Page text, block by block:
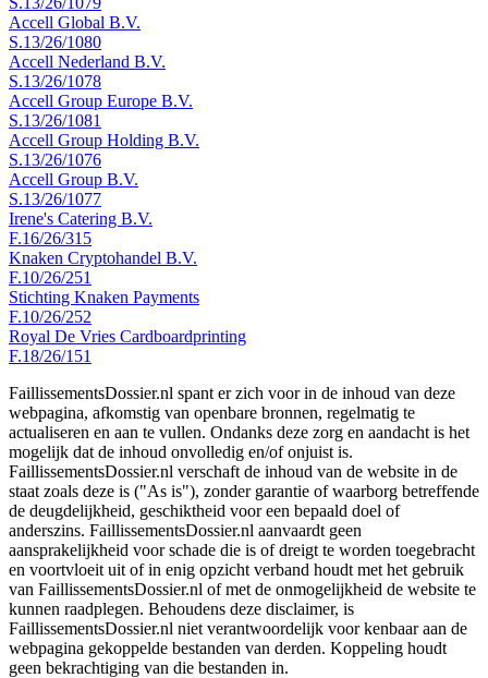
Accell Global B.V.
S.13/26/1080
Accell Nederland B.V.
S.13/26/1078
Accell Group Europe B.V.
S.13/26/1081
Accell Group Holding B.V.
S.13/26/1076
Accell Group B.V.
S.13/26/1077
Irene's Catering B.V.
F.16/26/315
Knaken Cryptohandel B.V.
F.10/26/251
Stichting Knaken Payments
F.10/26/252
Royal De Vries Cardboardprinting
F.18/26/151
FaillissementsDossier.nl spant er zich voor in de inhoud van deze
webpagina, afkomstig van openbare bronnen, regelmatig te
actualiseren en aan te vullen. Ondanks deze zorg en aandacht is het
mogelijk dat de inhoud onvolledig en/of onjuist is.
FaillissementsDossier.nl verschaft de inhoud van de website in de
staat zoals deze is ("As is"), zonder garantie of waarborg betreffende
de deugdelijkheid, geschiktheid voor een bepaald doel of
anderszins. FaillissementsDossier.nl aanvaardt geen
aansprakelijkheid voor schade die is of dreigt te worden toegebracht
en voortvloeit uit of in enig opzicht verband houdt met het gebruik
van FaillissementsDossier.nl of met de onmogelijkheid de website te
kunnen raadplegen. Behoudens deze disclaimer, is
FaillissementsDossier.nl niet verantwoordelijk voor kenbaar aan de
webpagina gekoppelde bestanden van derden. Koppeling houdt
geen bekrachtiging van die bestanden in.